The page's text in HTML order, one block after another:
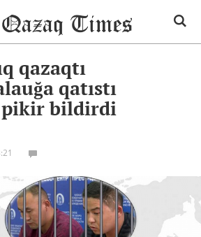
qazaqtı
qatıstı
pikir bildirdi